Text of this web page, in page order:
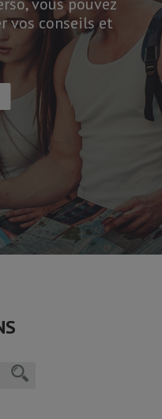
vos conseils et